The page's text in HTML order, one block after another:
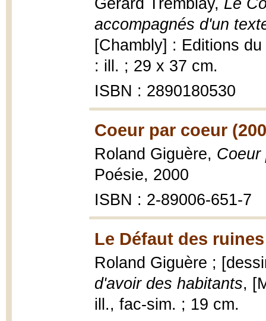
Gérard Tremblay, Le
accompagnés d'un
[Chambly] : Editions
: ill. ; 29 x 37 cm.
ISBN : 2890180530
Coeur par coeur
Roland Giguère, Coeur
Poésie, 2000
ISBN : 2-89006-651-7
Le Défaut des
Roland Giguère ;
d'avoir des habitants,
ill., fac-sim. ; 19 cm.